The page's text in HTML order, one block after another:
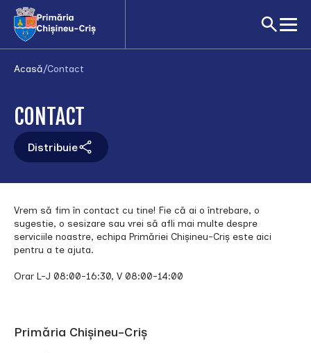
Acasă/Contact
CONTACT
Distribuie
Vrem să fim în contact cu tine! Fie că ai o întrebare, o
sugestie, o sesizare sau vrei să afli mai multe despre
serviciile noastre, echipa Primăriei Chișineu-Criș este aici
pentru a te ajuta.
Orar L-J 08:00-16:30, V 08:00-14:00
Primăria Chișineu-Criș